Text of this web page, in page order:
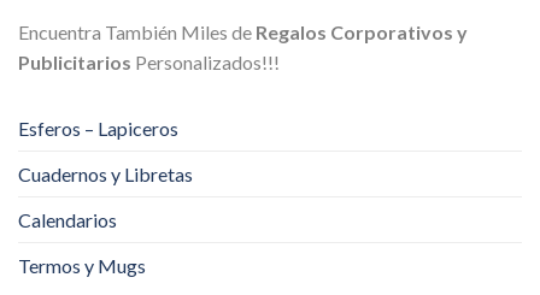
Encuentra También Miles de Regalos Corporativos y
Publicitarios Personalizados!!!
Esferos – Lapiceros
Cuadernos y Libretas
Calendarios
Termos y Mugs